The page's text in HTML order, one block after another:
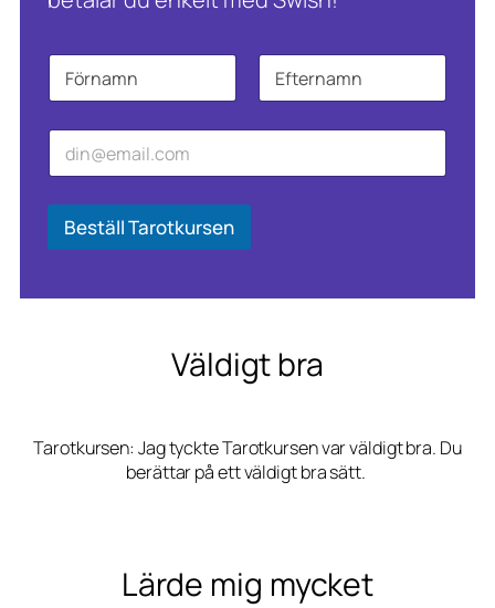
N
m
n
E
p
o
t
E
p
o
t
Beställ Tarotkursen
Väldigt bra
Tarotkursen: Jag tyckte Tarotkursen var väldigt bra. Du
berättar på ett väldigt bra sätt.
Lärde mig mycket